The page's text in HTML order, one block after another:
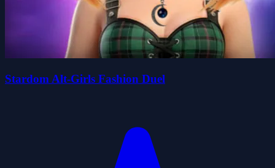
Stardom Alt-Girls Fashion Duel